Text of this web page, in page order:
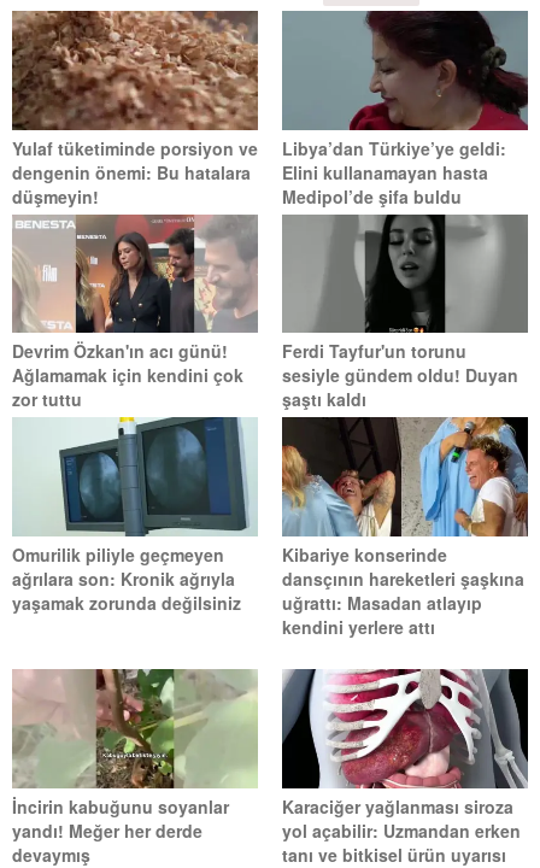
Yulaf tüketiminde porsiyon ve
dengenin önemi: Bu hatalara
düşmeyin!
Libya’dan Türkiye’ye geldi:
Elini kullanamayan hasta
Medipol’de şifa buldu
Devrim Özkan'ın acı günü!
Ağlamamak için kendini çok
zor tuttu
Ferdi Tayfur'un torunu
sesiyle gündem oldu! Duyan
şaştı kaldı
Omurilik piliyle geçmeyen
ağrılara son: Kronik ağrıyla
yaşamak zorunda değilsiniz
Kibariye konserinde
dansçının hareketleri şaşkına
uğrattı: Masadan atlayıp
kendini yerlere attı
İncirin kabuğunu soyanlar
yandı! Meğer her derde
devaymış
Karaciğer yağlanması siroza
yol açabilir: Uzmandan erken
tanı ve bitkisel ürün uyarısı